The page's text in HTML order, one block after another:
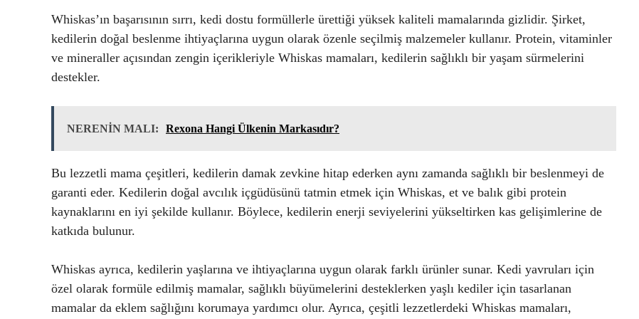
Whiskas’ın başarısının sırrı, kedi dostu formüllerle ürettiği yüksek kaliteli mamalarında gizlidir. Şirket,
kedilerin doğal beslenme ihtiyaçlarına uygun olarak özenle seçilmiş malzemeler kullanır. Protein, vitaminler
ve mineraller açısından zengin içerikleriyle Whiskas mamaları, kedilerin sağlıklı bir yaşam sürmelerini
destekler.
NERENİN MALI: Rexona Hangi Ülkenin Markasıdır?
Bu lezzetli mama çeşitleri, kedilerin damak zevkine hitap ederken aynı zamanda sağlıklı bir beslenmeyi de
garanti eder. Kedilerin doğal avcılık içgüdüsünü tatmin etmek için Whiskas, et ve balık gibi protein
kaynaklarını en iyi şekilde kullanır. Böylece, kedilerin enerji seviyelerini yükseltirken kas gelişimlerine de
katkıda bulunur.
Whiskas ayrıca, kedilerin yaşlarına ve ihtiyaçlarına uygun olarak farklı ürünler sunar. Kedi yavruları için
özel olarak formüle edilmiş mamalar, sağlıklı büyümelerini desteklerken yaşlı kediler için tasarlanan
mamalar da eklem sağlığını korumaya yardımcı olur. Ayrıca, çeşitli lezzetlerdeki Whiskas mamaları,